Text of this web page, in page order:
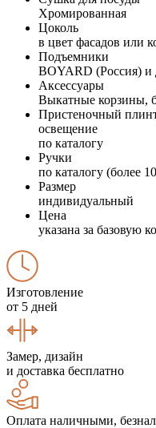
Хромированная
Цоколь
в цвет фасадов или
Подъемники
BOYARD (Россия) и
Аксессуары
Выкатные корзины,
Пристеночный
освещение
по каталогу
Ручки
по каталогу (более
Размер
индивидуальный
Цена
указана за базовую
Изготовление
от 5 дней
Замер, дизайн
и доставка бесплатно
Оплата наличными,